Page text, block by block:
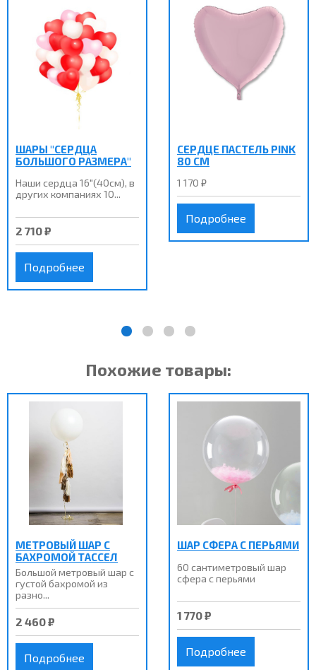
ШАРЫ "СЕРДЦА
БОЛЬШОГО РАЗМЕРА"
Наши сердца 16"(40см), в
других компаниях 10...
2 710 ₽
Подробнее
СЕРДЦЕ ПАСТЕЛЬ PINK
80 СМ
1 170 ₽
Подробнее
Похожие товары:
МЕТРОВЫЙ ШАР С
БАХРОМОЙ ТАССЕЛ
Большой метровый шар с
густой бахромой из
разно...
2 460 ₽
Подробнее
ШАР СФЕРА С ПЕРЬЯМИ
60 сантиметровый шар
сфера с перьями
1 770 ₽
Подробнее